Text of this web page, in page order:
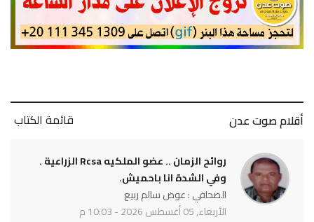
أقلام صوت عدن قائمة الكتاب
روائح الزمان .. عضو الملكيه Rcsa الزراعية .
وفي الشدة انا باحميش.
الصحافي : عوض سالم ربيع
الأربعاء, 05 أغسطس 2026 - 10:03 م